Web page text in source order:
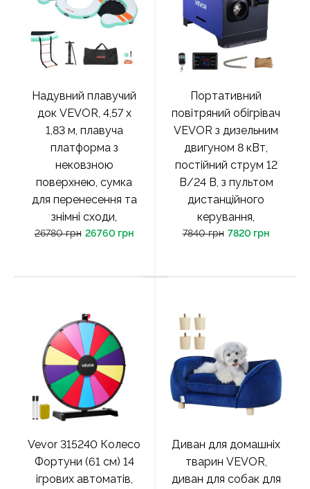
Надувний плавучий
док VEVOR, 4,57 x
1,83 м, плавуча
платформа з
нековзною
поверхнею, сумка
для перенесення та
знімні сходи,
26780 грн 26760 грн
Портативний
повітряний обігрівач
VEVOR з дизельним
двигуном 8 кВт,
постійний струм 12
В/24 В, з пультом
дистанційного
керування,
7840 грн 7820 грн
Vevor 315240 Колесо
Фортуни (61 см) 14
ігрових автоматів,
Диван для домашніх
тварин VEVOR,
диван для собак для